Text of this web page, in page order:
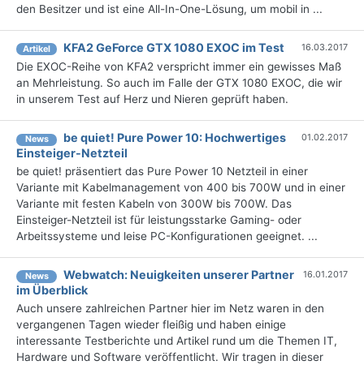
den Besitzer und ist eine All-In-One-Lösung, um mobil in ...
Artikel KFA2 GeForce GTX 1080 EXOC im Test 16.03.2017
Die EXOC-Reihe von KFA2 verspricht immer ein gewisses Maß
an Mehrleistung. So auch im Falle der GTX 1080 EXOC, die wir
in unserem Test auf Herz und Nieren geprüft haben.
News
be quiet! Pure Power 10: Hochwertiges
Einsteiger-Netzteil
01.02.2017
be quiet! präsentiert das Pure Power 10 Netzteil in einer
Variante mit Kabelmanagement von 400 bis 700W und in einer
Variante mit festen Kabeln von 300W bis 700W. Das
Einsteiger-Netzteil ist für leistungsstarke Gaming- oder
Arbeitssysteme und leise PC-Konfigurationen geeignet. ...
News
Webwatch: Neuigkeiten unserer Partner
im Überblick
16.01.2017
Auch unsere zahlreichen Partner hier im Netz waren in den
vergangenen Tagen wieder fleißig und haben einige
interessante Testberichte und Artikel rund um die Themen IT,
Hardware und Software veröffentlicht. Wir tragen in dieser